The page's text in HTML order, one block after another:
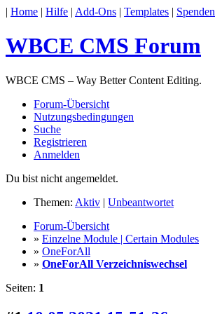
| Home | Hilfe | Add-Ons | Templates | Spenden
WBCE CMS Forum
WBCE CMS – Way Better Content Editing.
Forum-Übersicht
Nutzungsbedingungen
Suche
Registrieren
Anmelden
Du bist nicht angemeldet.
Themen: Aktiv | Unbeantwortet
Forum-Übersicht
» Einzelne Module | Certain Modules
» OneForAll
» OneForAll Verzeichniswechsel
Seiten: 1